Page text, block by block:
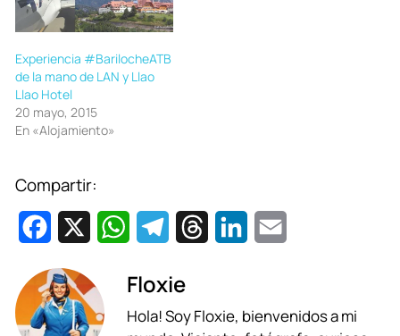
Experiencia #BarilocheATB
de la mano de LAN y Llao
Llao Hotel
20 mayo, 2015
En «Alojamiento»
Compartir:
c
e
W
a
t
l
e
e
k
i
Floxie
Hola! Soy Floxie, bienvenidos a mi